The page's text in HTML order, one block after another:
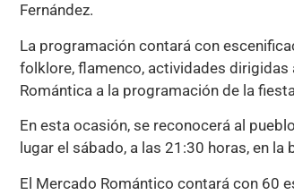
Fernández.
La programación contará con
folklore, flamenco, actividades dirigidas
Romántica a la programación de la
En esta ocasión, se reconocerá al
lugar el sábado, a las 21:30 horas, en
El Mercado Romántico contará con 60